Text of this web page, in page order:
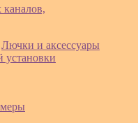
Лючки и аксессуары
установки